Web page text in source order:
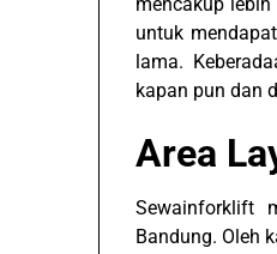
untuk
lama.
kapan pun dan
Area
Sewainforklift
Bandung. Oleh